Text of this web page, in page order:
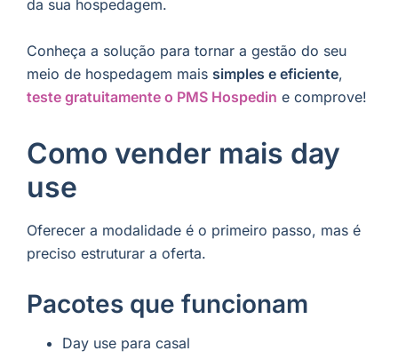
da sua hospedagem.
Conheça a solução para tornar a gestão do seu
meio de hospedagem mais simples e eficiente,
teste gratuitamente o PMS Hospedin e comprove!
Como vender mais day
use
Oferecer a modalidade é o primeiro passo, mas é
preciso estruturar a oferta.
Pacotes que funcionam
Day use para casal